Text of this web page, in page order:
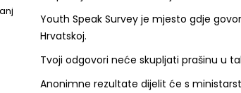
Youth Speak Survey je mjesto gdje
Hrvatskoj.
Tvoji odgovori neće skupljati prašinu u
Anonimne rezultate dijelit će s